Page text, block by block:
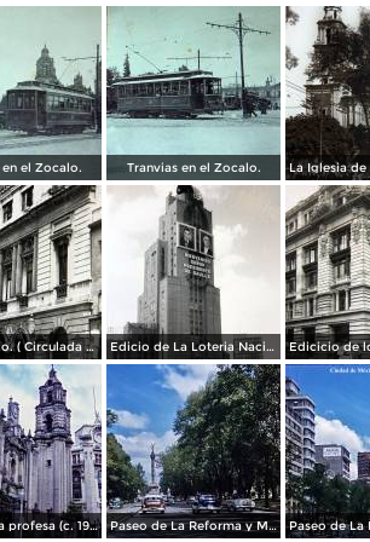
en el Zocalo. Tranvias en el Zocalo.
Teatro Lirico. ( Circulada el 1 de Agosto de 1926 ). Edicio de La Loteria Nacional Ciudad de México Abril de 1964
Iglesia de la profesa (c. 1950) Paseo de La Reforma y Mto a La Independencia 1950 Paseo de La